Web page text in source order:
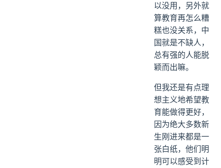
以没用，另外就
算教育再怎么糟
糕也没关系，中
国就是不缺人，
总有强的人能脱
颖而出嘛。
但我还是有点理
想主义地希望教
育能做得更好，
因为绝大多数新
生刚进来都是一
张白纸，他们明
明可以感受到计